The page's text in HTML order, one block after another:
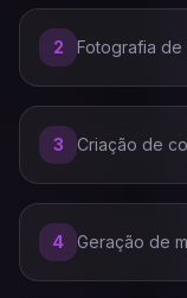
2 Fotografia
3 Criação de
4 Geração de